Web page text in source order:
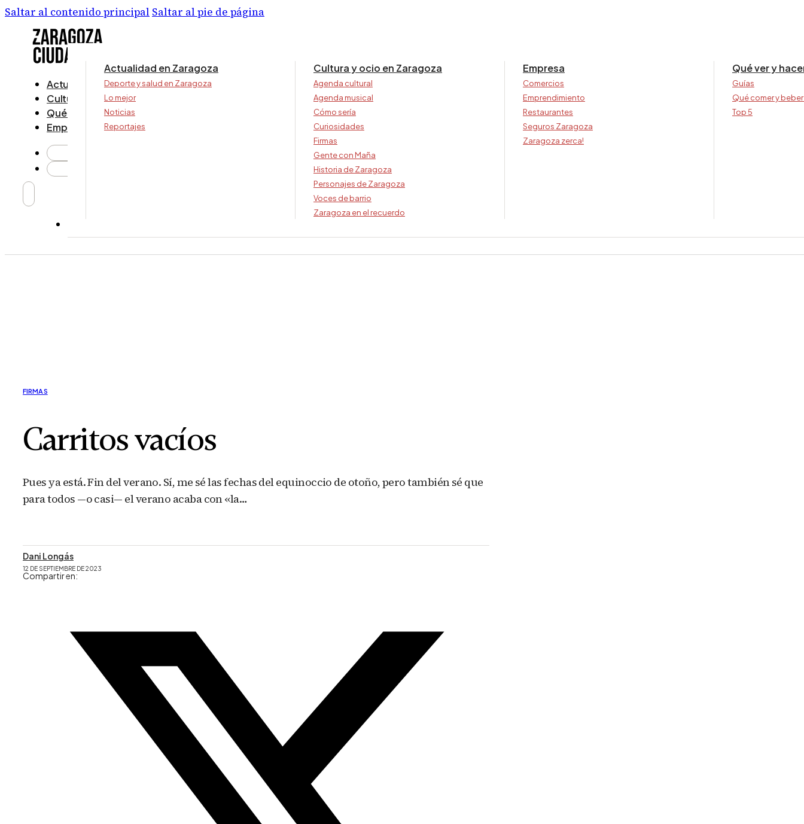
Saltar al contenido principal Saltar al pie de página
Actualidad
Cultura y ocio
Qué ver y hacer
Empresa
Actualidad en Zaragoza
Deporte y salud en Zaragoza
Lo mejor
Noticias
Reportajes
Cultura y ocio en Zaragoza
Agenda cultural
Agenda musical
Cómo sería
Curiosidades
Firmas
Gente con Maña
Historia de Zaragoza
Personajes de Zaragoza
Voces de barrio
Zaragoza en el recuerdo
Empresa
Comercios
Emprendimiento
Restaurantes
Seguros Zaragoza
Zaragoza zerca!
Qué ver y
Guías
Qué comer y
Top 5
FIRMAS
Carritos vacíos
Pues ya está. Fin del verano. Sí, me sé las fechas del equinoccio de otoño, pero también sé que
para todos —o casi— el verano acaba con «la…
Dani Longás
12 DE SEPTIEMBRE DE 2023
Compartir en: